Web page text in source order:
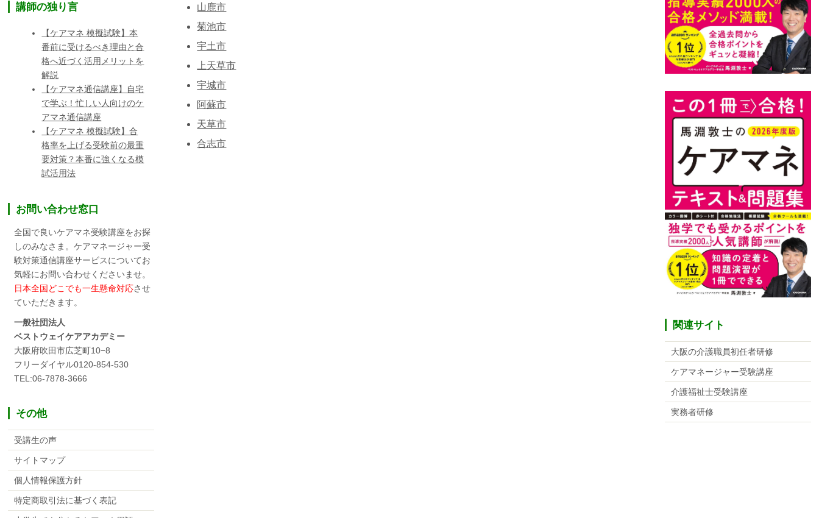
山鹿市
菊池市
宇土市
上天草市
宇城市
阿蘇市
天草市
合志市
講師の独り言
【ケアマネ 模擬試験】本
番前に受けるべき理由と合
格へ近づく活用メリットを
解説
【ケアマネ通信講座】自宅
で学ぶ！忙しい人向けのケ
アマネ通信講座
【ケアマネ 模擬試験】合
格率を上げる受験前の最重
要対策？本番に強くなる模
試活用法
お問い合わせ窓口
全国で良いケアマネ受験講座をお探
しのみなさま。ケアマネージャー受
験対策通信講座サービスについてお
気軽にお問い合わせくださいませ。
日本全国どこでも一生懸命対応させ
ていただきます。
一般社団法人
ベストウェイケアアカデミー
大阪府吹田市広芝町10−8
フリーダイヤル0120-854-530
TEL:06-7878-3666
その他
受講生の声
サイトマップ
個人情報保護方針
特定商取引法に基づく表記
関連サイト
大阪の介護職員初任者研修
ケアマネージャー受験講座
介護福祉士受験講座
実務者研修